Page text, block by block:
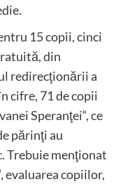
15 copii, cinci
din
redirecţionării a
cifre, 71 de copii
Speranţei“, ce
părinţi au
Trebuie menţionat
evaluarea copiilor,